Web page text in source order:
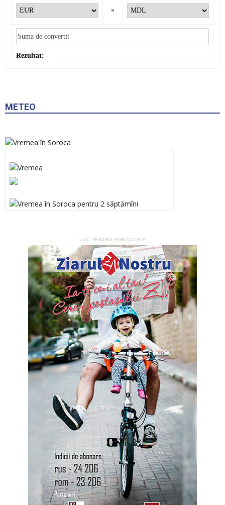
»
Rezultat: -
METEO
LOC PENTRU PUBLICITATE